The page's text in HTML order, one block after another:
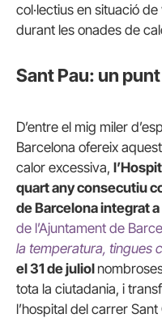
col·lectius en situació
durant les onades de
Sant Pau: un
D’entre el mig miler
Barcelona ofereix
calor excessiva,
quart any consecutiu
de Barcelona integrat a
de l’Ajuntament de
la temperatura, tingues
el 31 de juliol
tota la ciutadania, i
l’hospital del carrer